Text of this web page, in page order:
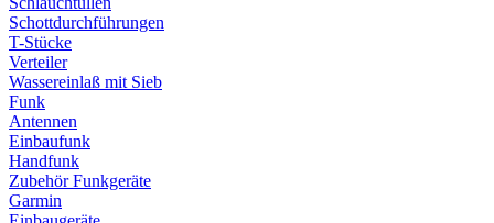
Schottdurchführungen
T-Stücke
Verteiler
Wassereinlaß mit Sieb
Funk
Antennen
Einbaufunk
Handfunk
Zubehör Funkgeräte
Garmin